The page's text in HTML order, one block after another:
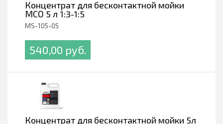
Концентрат для бесконтактной мойки
МСО 5 л 1:3-1:5
MS-105-05
540,00 pуб.
Концентрат для бесконтактной мойки 5л